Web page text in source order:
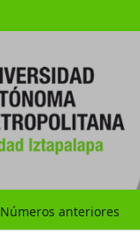
Números anteriores